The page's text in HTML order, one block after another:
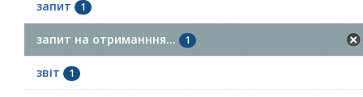
запит 1
запит на отриманння... 1
звіт 1